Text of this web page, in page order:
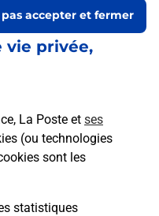
vie privée,
La Poste et ses
(ou technologies
sont les
statistiques
pas accepter et fermer